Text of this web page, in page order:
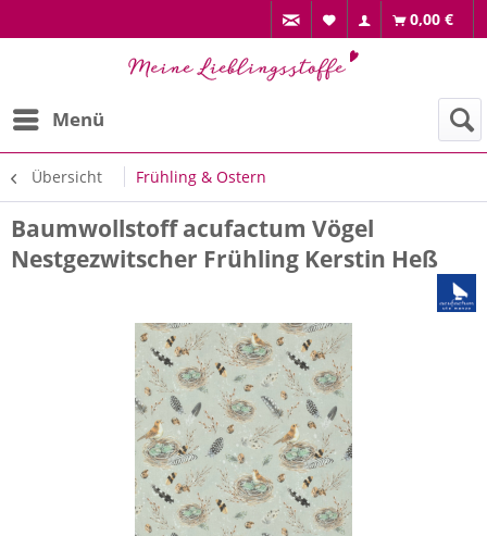
0,00 €
Menü
Übersicht Frühling & Ostern
Baumwollstoff acufactum Vögel
Nestgezwitscher Frühling Kerstin Heß